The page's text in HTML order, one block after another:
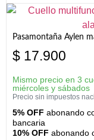
Pasamontaña Aylen
$ 17.900
Mismo precio en 3
miércoles y sábados
Precio sin impuestos
5% OFF abonando
bancaria
10% OFF abonando